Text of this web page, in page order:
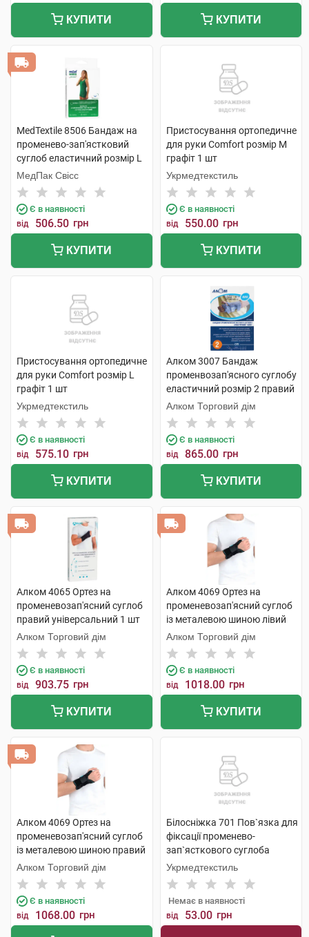
КУПИТИ КУПИТИ
MedTextile 8506 Бандаж на
променево-зап'ястковий
суглоб еластичний розмір L
1 шт
МедПак Свісс
Є в наявності
від 506.50 грн
КУПИТИ
Пристосування ортопедичне
для руки Comfort розмір M
графіт 1 шт
Укрмедтекстиль
Є в наявності
від 550.00 грн
КУПИТИ
Пристосування ортопедичне
для руки Comfort розмір L
графіт 1 шт
Укрмедтекстиль
Є в наявності
від 575.10 грн
КУПИТИ
Алком 3007 Бандаж
променвозап'ясного суглобу
еластичний розмір 2 правий
1 шт
Алком Торговий дім
Є в наявності
від 865.00 грн
КУПИТИ
Алком 4065 Ортез на
променевозап'ясний суглоб
правий універсальний 1 шт
Алком Торговий дім
Є в наявності
від 903.75 грн
КУПИТИ
Алком 4069 Ортез на
променевозап'ясний суглоб
із металевою шиною лівий
універсальний 1 шт
Алком Торговий дім
Є в наявності
від 1018.00 грн
КУПИТИ
Алком 4069 Ортез на
променевозап'ясний суглоб
із металевою шиною правий
універсальний 1 шт
Алком Торговий дім
Є в наявності
від 1068.00 грн
Білосніжка 701 Пов`язка для
фіксації променево-
зап`ясткового суглоба
розмір 1 (15-16 см) 1 шт
Укрмедтекстиль
Немає в наявності
від 53.00 грн